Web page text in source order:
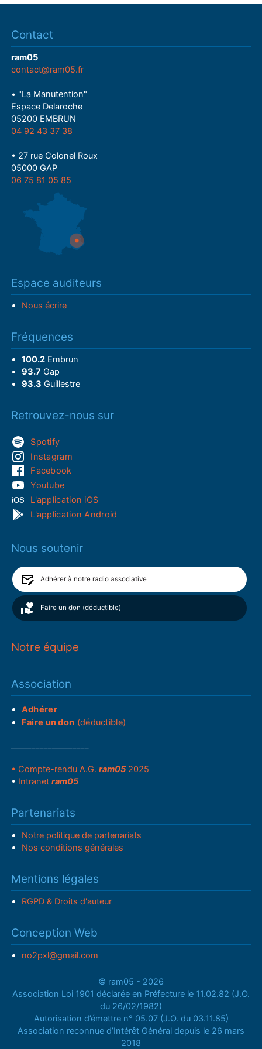
Contact
ram05
contact@ram05.fr
• "La Manutention"
Espace Delaroche
05200 EMBRUN
04 92 43 37 38
• 27 rue Colonel Roux
05000 GAP
06 75 81 05 85
Espace auditeurs
Nous écrire
Fréquences
100.2Embrun
93.7 Gap
93.3 Guillestre
Retrouvez-nous sur
Spotify
Instagram
Facebook
Youtube
L'application iOS
L'application Android
Nous soutenir
Adhérer à notre radio associative
Faire un don (déductible)
Notre équipe
Association
Adhérer
Faire un don (déductible)
• Compte-rendu A.G.ram05 2025
• Intranetram05
Partenariats
Notre politique de partenariats
Nos conditions générales
Mentions légales
RGPD & Droits d'auteur
Conception Web
no2pxl@gmail.com
© ram05 - 2026
Association Loi 1901 déclarée en Préfecture le 11.02.82 (J.O.
du 26/02/1982)
Autorisation d’émettre n° 05.07 (J.O. du 03.11.85)
Association reconnue d’Intérêt Général depuis le 26 mars
2018